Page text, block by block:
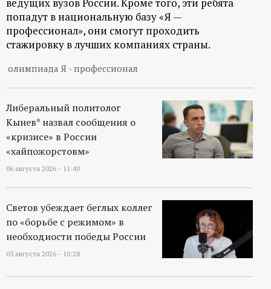
н
ы
п
о
р
а
л
попадут в национальную базу «Я —
профессионал», они смогут проходить
стажировку в лучших компаниях страны.
олимпиада Я - профессионал
Либеральный политолог
Кынев* назвал сообщения о
«кризисе» в России
«хайпожорстовм»
06 августа 2026 - 11:40
Светов убеждает беглых коллег
по «борьбе с режимом» в
необходиости победы России
05 августа 2026 - 10:28